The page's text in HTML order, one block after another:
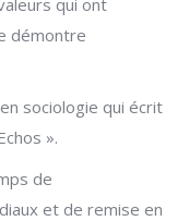
qui ont
démontre
sociologie qui écrit
».
de
et de remise en